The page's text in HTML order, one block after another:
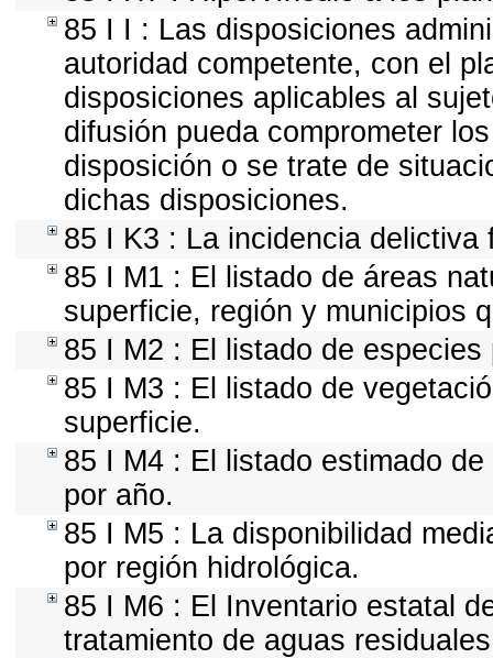
85 I I : Las disposiciones
autoridad competente, con el
disposiciones aplicables al
difusión pueda comprometer
disposición o se trate de
dichas disposiciones.
85 I K3 : La incidencia delictiva
85 I M1 : El listado de áreas
superficie, región y municipios
85 I M2 : El listado de
85 I M3 : El listado de
superficie.
85 I M4 : El listado estimado
por año.
85 I M5 : La disponibilidad
por región hidrológica.
85 I M6 : El Inventario estatal
tratamiento de aguas